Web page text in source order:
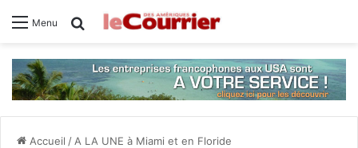
Menu Rechercher
Accueil / A LA UNE à Miami et en Floride